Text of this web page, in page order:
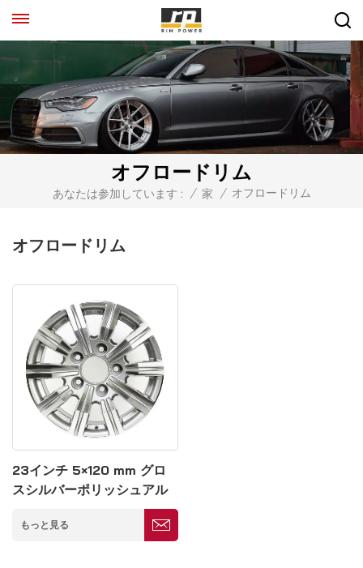
オフロードリム
あなたは参加しています : / 家 / オフロードリム
オフロードリム
23インチ 5×120 mm グロ
スシルバーポリッシュアル
もっと見る